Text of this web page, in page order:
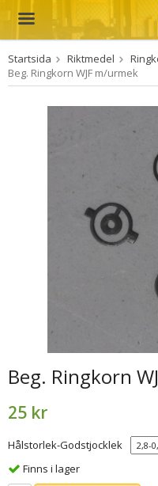
Produkten har
Startsida Riktmedel
Beg. Ringkorn WJF m/urmek
Beg. Ringkorn
25 kr
Hålstorlek-Godstjocklek
Finns i lager